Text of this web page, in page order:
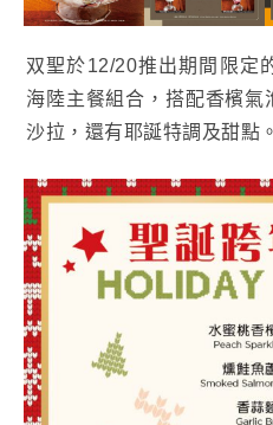
双聖於12/20推出期間限定
海陸主餐組合，搭配香檳氣
沙拉，還有耶誕特調及甜點。